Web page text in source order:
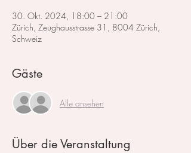
30. Okt. 2024, 18:00 – 21:00
Zürich, Zeughausstrasse 31, 8004 Zürich,
Schweiz
Gäste
Alle ansehen
Über die Veranstaltung